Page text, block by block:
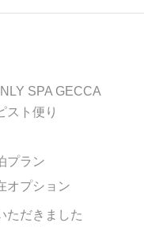
SPA GECCA
スト便り
プラン
オプション
ただきました